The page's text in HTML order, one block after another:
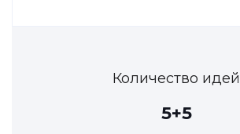
Количество идей
5+5